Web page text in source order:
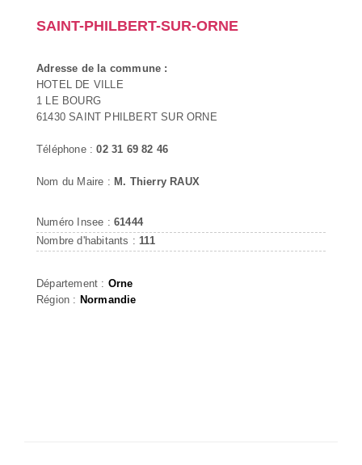
SAINT-PHILBERT-SUR-ORNE
Adresse de la commune :
HOTEL DE VILLE
1 LE BOURG
61430 SAINT PHILBERT SUR ORNE
Téléphone :02 31 69 82 46
Nom du Maire : M. Thierry RAUX
Numéro Insee : 61444
Nombre d'habitants : 111
Département : Orne
Région : Normandie